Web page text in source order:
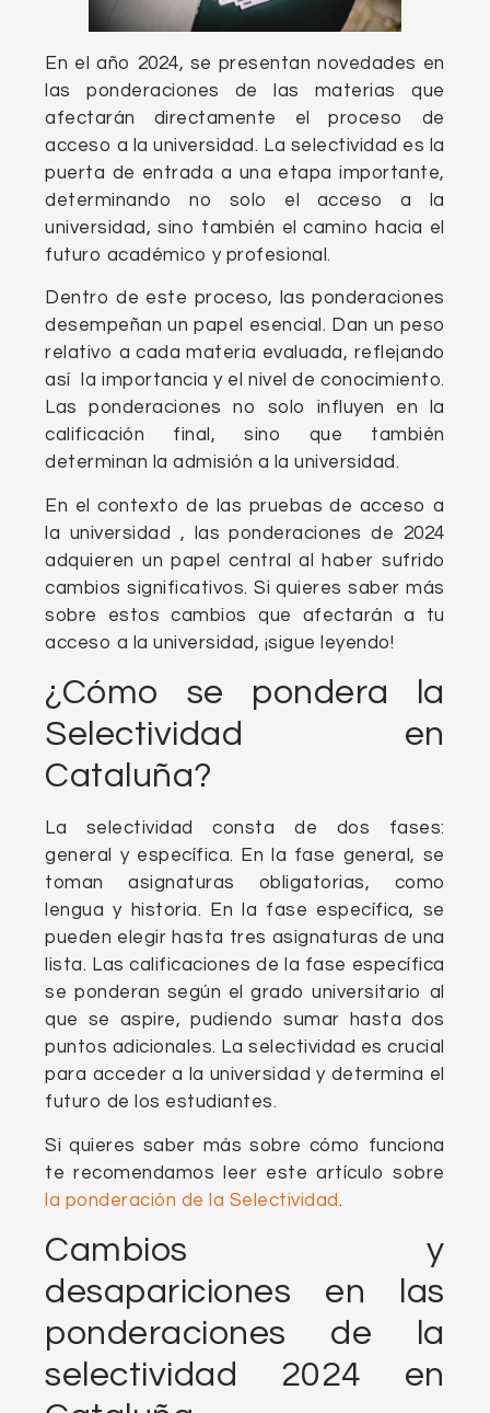
En el año 2024, se presentan novedades en
las ponderaciones de las materias que
afectarán directamente el proceso de
acceso a la universidad. La selectividad es la
puerta de entrada a una etapa importante,
determinando no solo el acceso a la
universidad, sino también el camino hacia el
futuro académico y profesional.
Dentro de este proceso, las ponderaciones
desempeñan un papel esencial. Dan un peso
relativo a cada materia evaluada, reflejando
así la importancia y el nivel de conocimiento.
Las ponderaciones no solo influyen en la
calificación final, sino que también
determinan la admisión a la universidad.
En el contexto de las pruebas de acceso a
la universidad , las ponderaciones de 2024
adquieren un papel central al haber sufrido
cambios significativos. Si quieres saber más
sobre estos cambios que afectarán a tu
acceso a la universidad, ¡sigue leyendo!
¿Cómo se pondera la
Selectividad en
Cataluña?
La selectividad consta de dos fases:
general y específica. En la fase general, se
toman asignaturas obligatorias, como
lengua y historia. En la fase específica, se
pueden elegir hasta tres asignaturas de una
lista. Las calificaciones de la fase específica
se ponderan según el grado universitario al
que se aspire, pudiendo sumar hasta dos
puntos adicionales. La selectividad es crucial
para acceder a la universidad y determina el
futuro de los estudiantes.
Si quieres saber más sobre cómo funciona
te recomendamos leer este artículo sobre
la ponderación de la Selectividad.
Cambios y
desapariciones en las
ponderaciones de la
selectividad 2024 en